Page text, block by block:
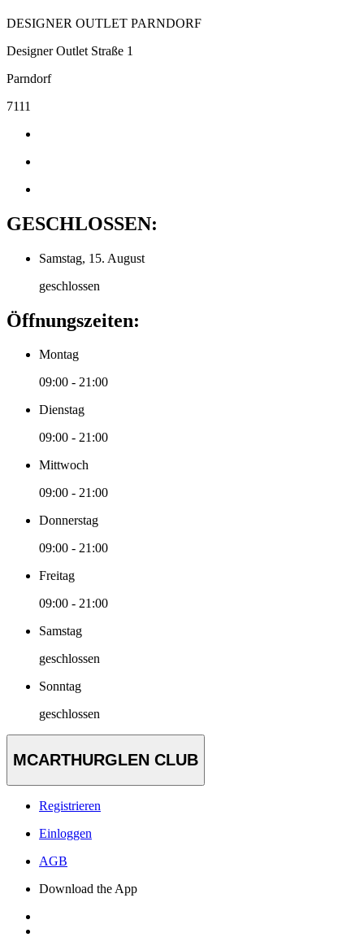
DESIGNER OUTLET PARNDORF
Designer Outlet Straße 1
Parndorf
7111
GESCHLOSSEN:
Samstag, 15. August
geschlossen
Öffnungszeiten:
Montag
09:00 - 21:00
Dienstag
09:00 - 21:00
Mittwoch
09:00 - 21:00
Donnerstag
09:00 - 21:00
Freitag
09:00 - 21:00
Samstag
geschlossen
Sonntag
geschlossen
MCARTHURGLEN CLUB
Registrieren
Einloggen
AGB
Download the App